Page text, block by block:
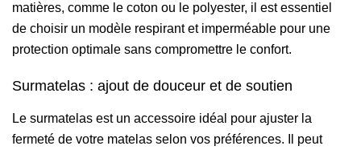
matières, comme le coton ou le polyester, il est essentiel
de choisir un modèle respirant et imperméable pour une
protection optimale sans compromettre le confort.
Surmatelas : ajout de douceur et de soutien
Le surmatelas est un accessoire idéal pour ajuster la
fermeté de votre matelas selon vos préférences. Il peut